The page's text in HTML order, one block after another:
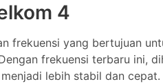
4
frekuensi yang bertujuan
frekuensi terbaru ini,
lebih stabil dan cepat.